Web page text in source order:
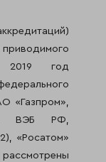
2019 год
«Газпром»,
ВЭБ РФ,
«Росатом»